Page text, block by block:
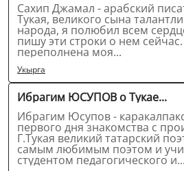
Сахип Джамал - арабский писатель:
Тукая, великого сына
народа, я полюбил всем
пишу эти строки о нем
переполнена моя...
Укырга
Ибрагим ЮСУПОВ о Тукае...
Ибрагим Юсупов -
первого дня знакомства с
Г.Тукая великий татарский
самым любимым поэтом и
студентом педагогического и...